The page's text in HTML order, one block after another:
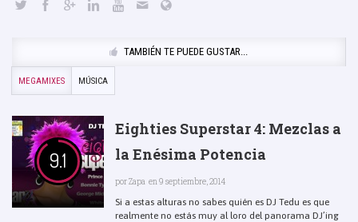
TAMBIÉN TE PUEDE GUSTAR...
MEGAMIXES MÚSICA
9.1
Eighties Superstar 4: Mezclas a
la Enésima Potencia
porZapa en 9 septiembre, 2014
Si a estas alturas no sabes quién es DJ Tedu es que
realmente no estás muy al loro del panorama DJ’ing